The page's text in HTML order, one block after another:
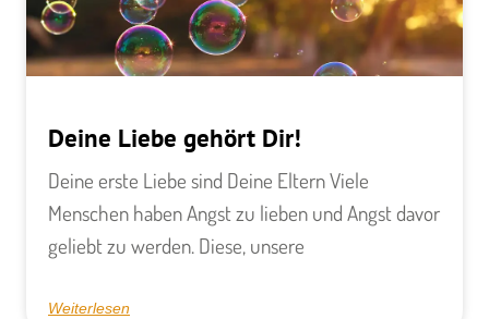
Deine Liebe gehört Dir!
Deine erste Liebe sind Deine Eltern Viele
Menschen haben Angst zu lieben und Angst davor
geliebt zu werden. Diese, unsere
Weiterlesen